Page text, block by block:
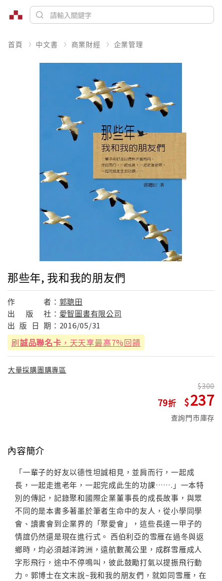
首頁 中文書 商業財經 企業管理
那些年, 我和我的朋友們
作 者： 郭聰田
出
版 社： 愛智圖書有限公司
出 版 日 期： 2016/05/31
刷誠品聯名卡 ，天天享最高7%回饋
大量採購團購專區
79
300
237
查詢門市庫存
內容簡介
「一輩子的好友以德性坦誠相見，並肩而行，一起成
長，一起走進老年，一起完成此生的功課…….」一本特
別的傳記，記錄聚和國際企業董事長的成長故事，與眾
不同的是本書多著墨於筆者生命中的友人，從小學同學
會、讀書會到企業界的「聚愛會」，這些長達一甲子的
情誼仍然還是現在進行式。 西伯利亞的雪雁在過冬與返
鄉時，均必須越洋跨洲，遠航數萬公里，成群雪雁成人
字形飛行，途中不停鳴叫，彼此鼓勵打氣以提振飛行動
力。郭博士在文末說~我和我的朋友們，就如同雪雁，在